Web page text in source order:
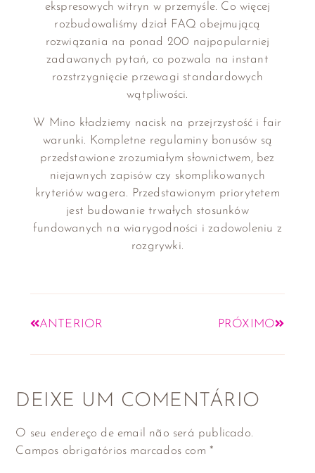
ekspresowych witryn w przemyśle. Co więcej
rozbudowaliśmy dział FAQ obejmującą
rozwiązania na ponad 200 najpopularniej
zadawanych pytań, co pozwala na instant
rozstrzygnięcie przewagi standardowych
wątpliwości.
W Mino kładziemy nacisk na przejrzystość i fair
warunki. Kompletne regulaminy bonusów są
przedstawione zrozumiałym słownictwem, bez
niejawnych zapisów czy skomplikowanych
kryteriów wagera. Przedstawionym priorytetem
jest budowanie trwałych stosunków
fundowanych na wiarygodności i zadowoleniu z
rozgrywki.
ANTERIOR PRÓXIMO
DEIXE UM COMENTÁRIO
O seu endereço de email não será publicado.
Campos obrigatórios marcados com *